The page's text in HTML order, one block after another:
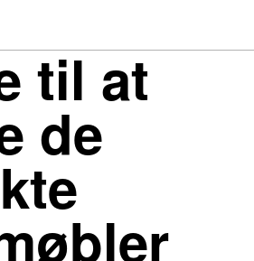
til at
de